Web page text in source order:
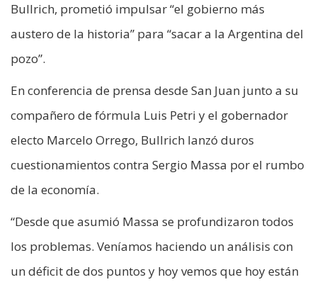
Bullrich, prometió impulsar “el gobierno más
austero de la historia” para “sacar a la Argentina del
pozo”.
En conferencia de prensa desde San Juan junto a su
compañero de fórmula Luis Petri y el gobernador
electo Marcelo Orrego, Bullrich lanzó duros
cuestionamientos contra Sergio Massa por el rumbo
de la economía.
“Desde que asumió Massa se profundizaron todos
los problemas. Veníamos haciendo un análisis con
un déficit de dos puntos y hoy vemos que hoy están